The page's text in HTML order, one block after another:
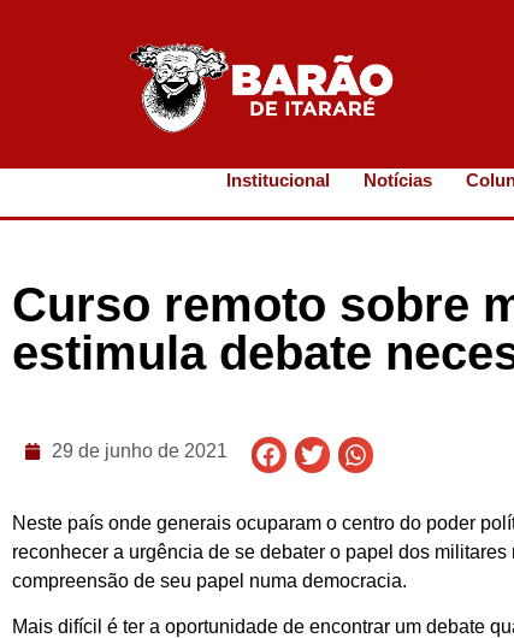
Institucional Notícias
Curso remoto sobre
estimula debate
29 de junho de 2021
Neste país onde generais ocuparam o centro do poder
reconhecer a urgência de se debater o papel dos
compreensão de seu papel numa democracia.
Mais difícil é ter a oportunidade de encontrar um debate